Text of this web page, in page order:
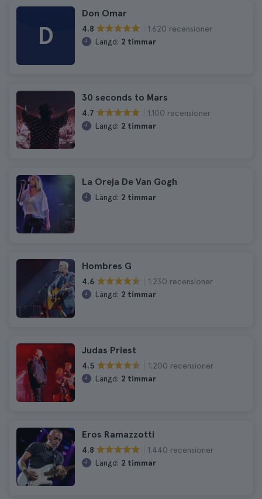
D
Don Omar
4.8
1.620 recensioner
Längd: 2 timmar
30 seconds to Mars
4.7
1.100 recensioner
Längd: 2 timmar
La Oreja De Van Gogh
Längd: 2 timmar
Hombres G
4.6
1.230 recensioner
Längd: 2 timmar
Judas Priest
4.5
1.200 recensioner
Längd: 2 timmar
Eros Ramazzotti
4.8
1.440 recensioner
Längd: 2 timmar